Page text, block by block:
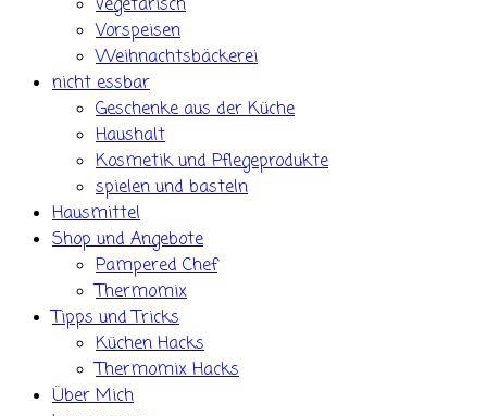
vegetarisch
Vorspeisen
Weihnachtsbäckerei
nicht essbar
Geschenke aus der Küche
Haushalt
Kosmetik und Pflegeprodukte
spielen und basteln
Hausmittel
Shop und Angebote
Pampered Chef
Thermomix
Tipps und Tricks
Küchen Hacks
Thermomix Hacks
Über Mich